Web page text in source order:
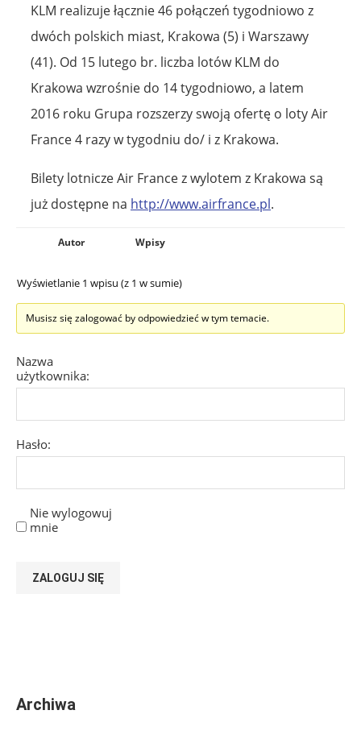
KLM realizuje łącznie 46 połączeń tygodniowo z
dwóch polskich miast, Krakowa (5) i Warszawy
(41). Od 15 lutego br. liczba lotów KLM do
Krakowa wzrośnie do 14 tygodniowo, a latem
2016 roku Grupa rozszerzy swoją ofertę o loty Air
France 4 razy w tygodniu do/ i z Krakowa.
Bilety lotnicze Air France z wylotem z Krakowa są
już dostępne na http://www.airfrance.pl.
Autor Wpisy
Wyświetlanie 1 wpisu (z 1 w sumie)
Musisz się zalogować by odpowiedzieć w tym temacie.
Nazwa
użytkownika:
Hasło:
Nie wylogowuj
mnie
ZALOGUJ SIĘ
Archiwa